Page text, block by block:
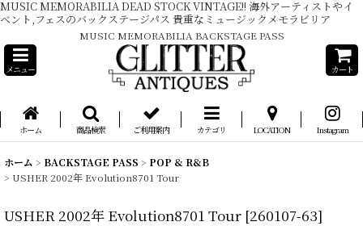
MUSIC MEMORABILIA DEAD STOCK VINTAGE!! 海外アーティストやイ
ベント,フェスのバックステージパス 貴重なミュージックメモラビリア
MUSIC MEMORABILIA BACKSTAGE PASS
メニュー カート
ホーム 商品検索 ご利用案内 カテゴリ LOCATION Instagram
ホーム > BACKSTAGE PASS > POP & R&B
> USHER 2002年 Evolution8701 Tour
USHER 2002年 Evolution8701 Tour [260107-63]